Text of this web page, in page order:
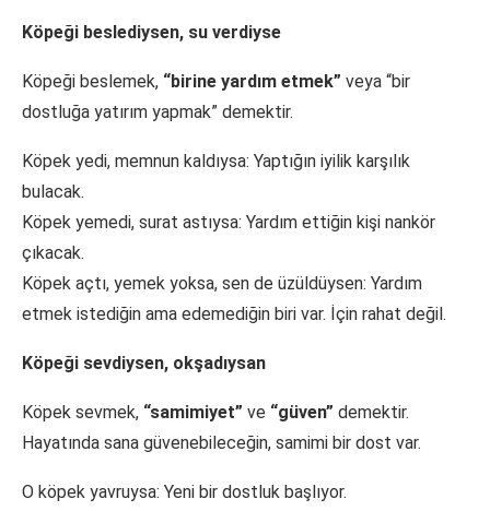
Köpeği beslediysen, su verdiyse
Köpeği beslemek, “birine yardım etmek” veya “bir
dostluğa yatırım yapmak” demektir.
Köpek yedi, memnun kaldıysa: Yaptığın iyilik karşılık
bulacak.
Köpek yemedi, surat astıysa: Yardım ettiğin kişi nankör
çıkacak.
Köpek açtı, yemek yoksa, sen de üzüldüysen: Yardım
etmek istediğin ama edemediğin biri var. İçin rahat değil.
Köpeği sevdiysen, okşadıysan
Köpek sevmek, “samimiyet” ve “güven” demektir.
Hayatında sana güvenebileceğin, samimi bir dost var.
O köpek yavruysa: Yeni bir dostluk başlıyor.